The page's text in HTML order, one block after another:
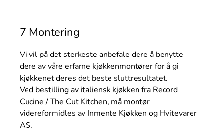
7 Montering
Vi vil på det sterkeste anbefale dere å benytte
dere av våre erfarne kjøkkenmontører for å gi
kjøkkenet deres det beste sluttresultatet.
Ved bestilling av italiensk kjøkken fra Record
Cucine / The Cut Kitchen, må montør
videreformidles av Inmente Kjøkken og Hvitevarer
AS.